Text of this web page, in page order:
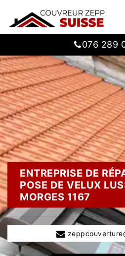
076 289
ENTREPRISE DE
POSE DE VELUX
MORGES 1167